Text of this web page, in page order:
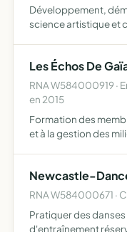
Développement,
science artistique et
Les Échos De
RNA W584000919 ·
en 2015
Formation des
et à la gestion des
Newcastle-
RNA W584000671 ·
Pratiquer des
d'entraînement